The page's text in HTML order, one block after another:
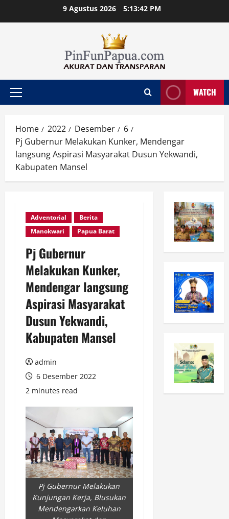
9 Agustus 2026 5:13:43 PM
Primary
WATCH
Home 2022 Desember
6
Pj Gubernur Melakukan Kunker, Mendengar
langsung Aspirasi Masyarakat Dusun Yekwandi,
Kabupaten Mansel
Adventorial
Berita
Manokwari
Papua Barat
Pj Gubernur
Melakukan Kunker,
Mendengar langsung
Aspirasi Masyarakat
Dusun Yekwandi,
Kabupaten Mansel
admin
6 Desember 2022
2 minutes read
Pj Gubernur Melakukan
Kunjungan Kerja, Blusukan
Mendengarkan Keluhan